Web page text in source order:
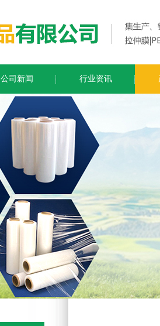
公司新闻 行业资讯